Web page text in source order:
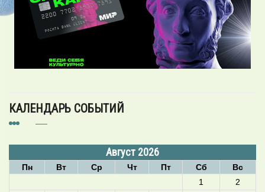
КАЛЕНДАРЬ СОБЫТИЙ
Август 2026
Пн Вт Ср Чт Пт Сб
Вс
1
2